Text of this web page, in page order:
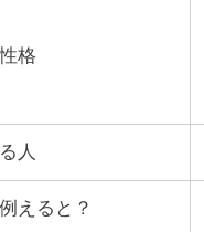
格
人
えると？